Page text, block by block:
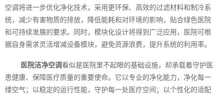
空调将进一步优化净化技术，采用更环保、高效的过滤材料和制冷系
统，减少有害物质的排放，降低能耗和对环境的影响，贴合绿色医院
和可持续发展的要求。同时，模块化设计将得到广泛应用，医院可根
据自身需求灵活增减设备模块，避免资源浪费，提升系统的利用率。
医院洁净空调看似是医院里不起眼的基础设施，却承载着守护医
患健康、保障医疗质量的重要使命。它以专业的净化能力，净化每一
缕空气；以稳定的运行性能，守护每一处医疗空间；以个性化的适配